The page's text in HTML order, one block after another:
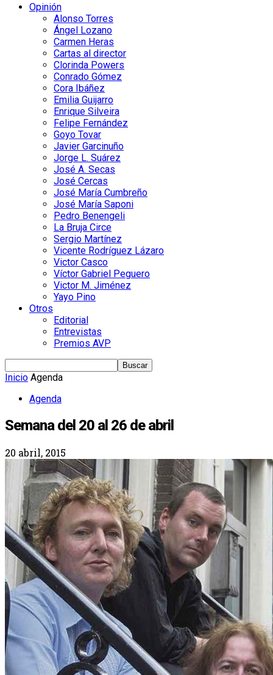
Opinión
Alonso Torres
Ángel Lozano
Carmen Heras
Cartas al director
Clorinda Powers
Conrado Gómez
Cora Ibáñez
Emilia Guijarro
Enrique Silveira
Felipe Fernández
Goyo Tovar
Javier Garcinuño
Jorge L. Suárez
José A. Secas
José Cercas
José María Cumbreño
José María Saponi
Pedro Benengeli
La Bruja Circe
Sergio Martínez
Vicente Rodríguez Lázaro
Victor Casco
Víctor Gabriel Peguero
Victor M. Jiménez
Yayo Pino
Otros
Editorial
Entrevistas
Premios AVP
Inicio Agenda
Agenda
Semana del 20 al 26 de abril
20 abril, 2015